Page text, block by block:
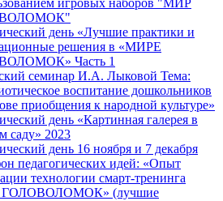
игровых наборов "МИР
день «Лучшие практики и
решения в «МИРЕ
Часть 1
семинар И.А. Лыковой Тема:
воспитание дошкольников
приобщения к народной культуре»
день «Картинная галерея в
саду» 2023
день 16 ноября и 7 декабря
педагогических идей: «Опыт
технологии смарт-тренинга
(лучшие